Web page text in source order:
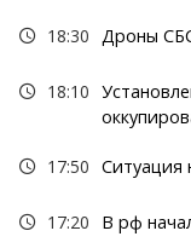
18:30 Дроны
18:10
17:50
17:20 В рф